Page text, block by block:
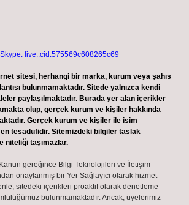
Skype: live:.cid.575569c608265c69
sitesi, herhangi bir marka, kurum veya şahıs
bulunmamaktadır. Sitede yalnızca kendi
paylaşılmaktadır. Burada yer alan içerikler
olup, gerçek kurum ve kişiler hakkında
Gerçek kurum ve kişiler ile isim
tesadüfidir. Sitemizdeki bilgiler taslak
niteliği taşımazlar.
gereğince Bilgi Teknolojileri ve İletişim
onaylanmış bir Yer Sağlayıcı olarak hizmet
sitedeki içerikleri proaktif olarak denetleme
bulunmamaktadır. Ancak, üyelerimiz